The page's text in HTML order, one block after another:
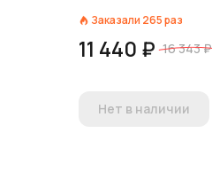
Заказали 265раз
11 440 ₽ 16 343 ₽
Нет в наличии